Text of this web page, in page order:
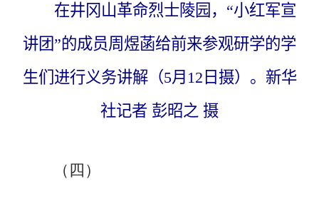
在井冈山革命烈士陵园，“小红军宣
讲团”的成员周煜菡给前来参观研学的学
生们进行义务讲解（5月12日摄）。新华
社记者 彭昭之 摄
（四）